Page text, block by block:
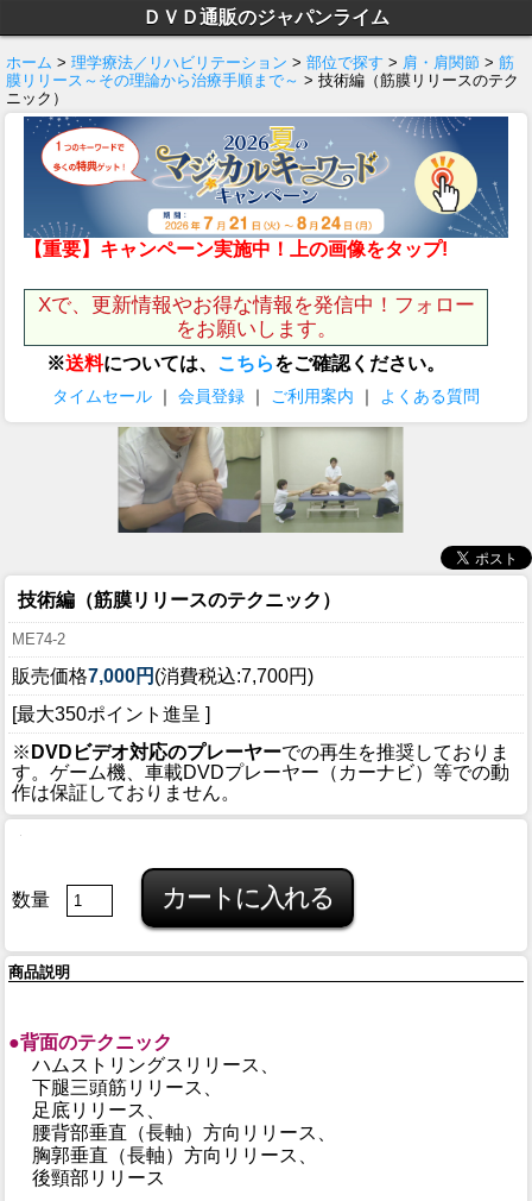
ＤＶＤ通販のジャパンライム
ホーム > 理学療法／リハビリテーション > 部位で探す > 肩・肩関節 > 筋
膜リリース～その理論から治療手順まで～ > 技術編（筋膜リリースのテク
ニック）
【重要】キャンペーン実施中！上の画像をタップ!
Xで、更新情報やお得な情報を発信中！フォロー
をお願いします。
※送料については、 こちらをご確認ください。
タイムセール ｜ 会員登録 ｜ ご利用案内 ｜ よくある質問
技術編（筋膜リリースのテクニック）
ME74-2
販売価格7,000円 (消費税込:7,700円)
[最大350ポイント進呈 ]
※ DVDビデオ対応のプレーヤーでの再生を推奨しておりま
す。ゲーム機、車載DVDプレーヤー（カーナビ）等での動
作は保証しておりません。
数量
商品説明
●背面のテクニック
ハムストリングスリリース、
下腿三頭筋リリース、
足底リリース、
腰背部垂直（長軸）方向リリース、
胸郭垂直（長軸）方向リリース、
後頸部リリース